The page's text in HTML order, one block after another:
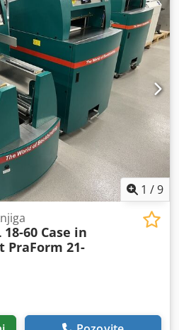
1 /9
60 Case in
PraForm 21-